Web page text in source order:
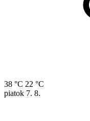
38 °C 22 °C
piatok 7. 8.